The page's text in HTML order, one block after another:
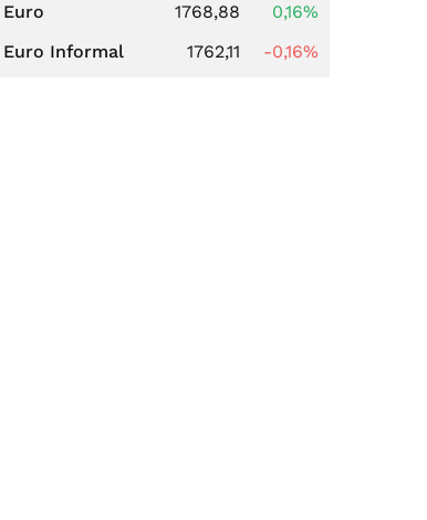
Euro
1768,88
0,16%
Euro Informal
1762,11 -0,16%